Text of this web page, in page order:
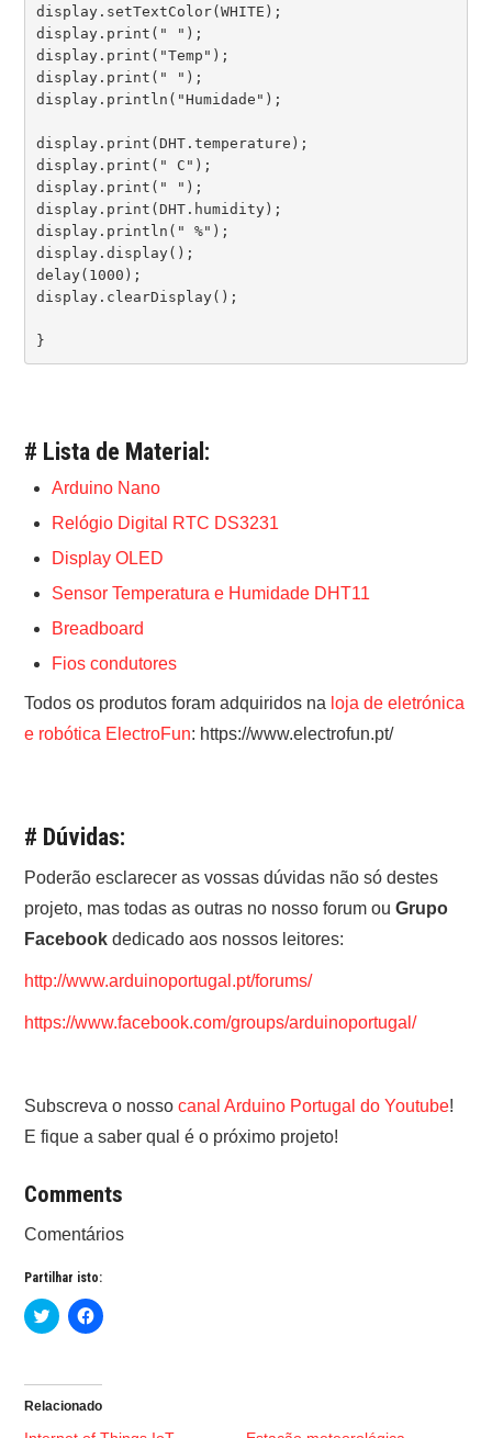
display.setTextColor(WHITE);
display.print(" ");
display.print("Temp");
display.print(" ");
display.println("Humidade");
display.print(DHT.temperature);
display.print(" C");
display.print(" ");
display.print(DHT.humidity);
display.println(" %");
display.display();
delay(1000);
display.clearDisplay();
# Lista de Material:
Arduino Nano
Relógio Digital RTC DS3231
Display OLED
Sensor Temperatura e Humidade DHT11
Breadboard
Fios condutores
Todos os produtos foram adquiridos na loja de eletrónica
e robótica ElectroFun: https://www.electrofun.pt/
# Dúvidas:
Poderão esclarecer as vossas dúvidas não só destes
projeto, mas todas as outras no nosso forum ouGrupo
Facebook dedicado aos nossos leitores:
http://www.arduinoportugal.pt/forums/
https://www.facebook.com/groups/arduinoportugal/
Subscreva o nossocanal Arduino Portugal do Youtube!
E fique a saber qual é o próximo projeto!
Comments
Comentários
Partilhar isto:
C
l
t
o
s
C
l
t
s
Relacionado